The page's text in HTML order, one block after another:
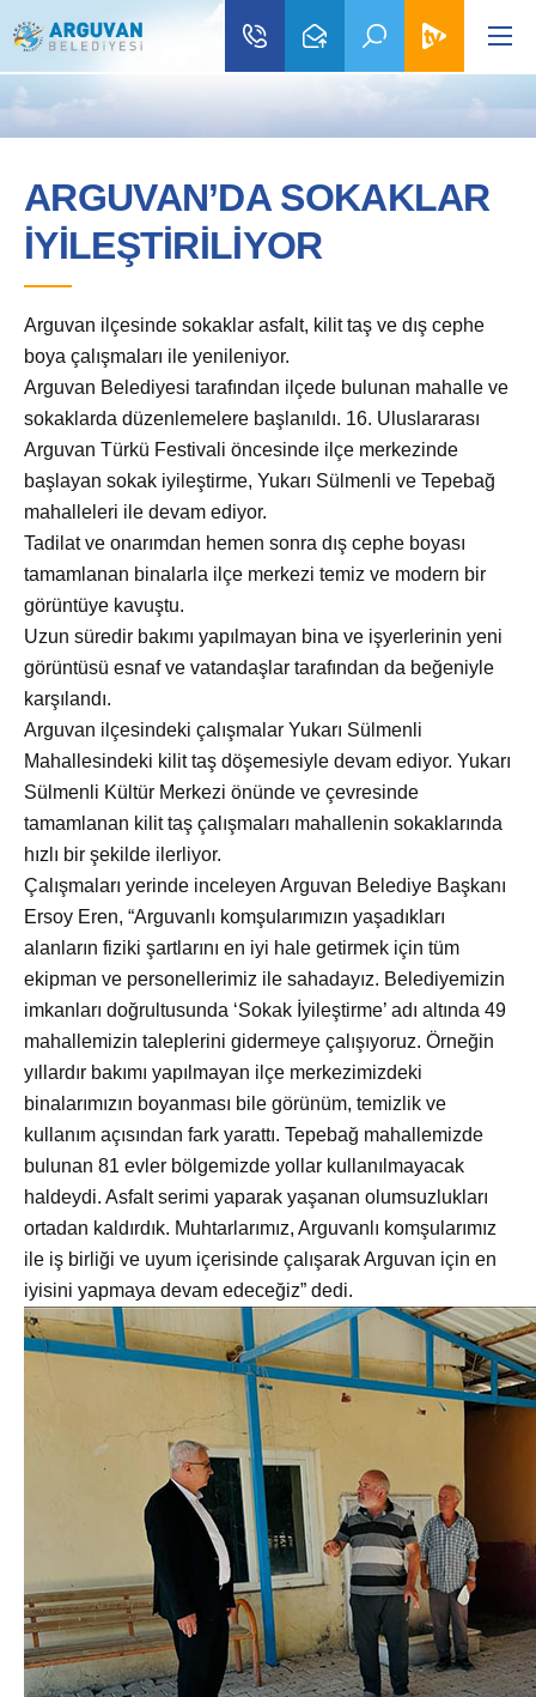
ARGUVAN’DA SOKAKLAR
İYİLEŞTİRİLİYOR
Arguvan ilçesinde sokaklar asfalt, kilit taş ve dış cephe
boya çalışmaları ile yenileniyor.
Arguvan Belediyesi tarafından ilçede bulunan mahalle ve
sokaklarda düzenlemelere başlanıldı. 16. Uluslararası
Arguvan Türkü Festivali öncesinde ilçe merkezinde
başlayan sokak iyileştirme, Yukarı Sülmenli ve Tepebağ
mahalleleri ile devam ediyor.
Tadilat ve onarımdan hemen sonra dış cephe boyası
tamamlanan binalarla ilçe merkezi temiz ve modern bir
görüntüye kavuştu.
Uzun süredir bakımı yapılmayan bina ve işyerlerinin yeni
görüntüsü esnaf ve vatandaşlar tarafından da beğeniyle
karşılandı.
Arguvan ilçesindeki çalışmalar Yukarı Sülmenli
Mahallesindeki kilit taş döşemesiyle devam ediyor. Yukarı
Sülmenli Kültür Merkezi önünde ve çevresinde
tamamlanan kilit taş çalışmaları mahallenin sokaklarında
hızlı bir şekilde ilerliyor.
Çalışmaları yerinde inceleyen Arguvan Belediye Başkanı
Ersoy Eren, “Arguvanlı komşularımızın yaşadıkları
alanların fiziki şartlarını en iyi hale getirmek için tüm
ekipman ve personellerimiz ile sahadayız. Belediyemizin
imkanları doğrultusunda ‘Sokak İyileştirme’ adı altında 49
mahallemizin taleplerini gidermeye çalışıyoruz. Örneğin
yıllardır bakımı yapılmayan ilçe merkezimizdeki
binalarımızın boyanması bile görünüm, temizlik ve
kullanım açısından fark yarattı. Tepebağ mahallemizde
bulunan 81 evler bölgemizde yollar kullanılmayacak
haldeydi. Asfalt serimi yaparak yaşanan olumsuzlukları
ortadan kaldırdık. Muhtarlarımız, Arguvanlı komşularımız
ile iş birliği ve uyum içerisinde çalışarak Arguvan için en
iyisini yapmaya devam edeceğiz” dedi.